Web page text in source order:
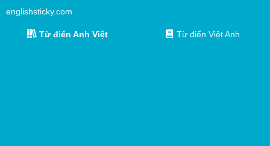
englishsticky.com
Từ điển Anh Việt Từ điển Việt Anh